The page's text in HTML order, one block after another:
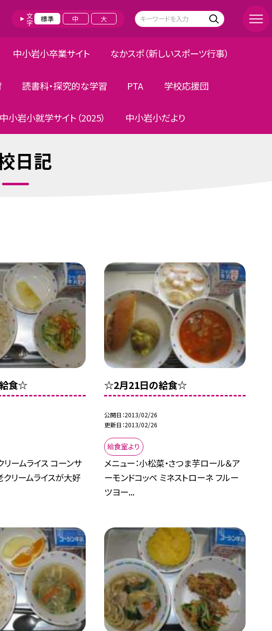
文字 標準 中 大
中小岩小卒業サイト なかスポ（新しいスポーツ行事）
読書科・探究的な学習 PTA 学校応援団
中小岩小就学サイト（2025） 中小岩小だより
日記
食☆
リームライス コーンサ
リームライスが大好
☆2月21日の給食☆
公開日 2013/02/26
更新日 2013/02/26
給食室より
メニュー：小松菜・さつま芋ロール＆ア
ーモンドコッペ ミネストローネ フルー
ツヨー...